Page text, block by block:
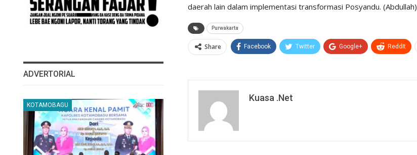
daerah lain dalam implementasi transformasi Posyandu. (Abdullah)
Purwakarta
Share Facebook Twitter Google+ ReddIt
Kuasa .net
ADVERTORIAL
KOTAMOBAGU